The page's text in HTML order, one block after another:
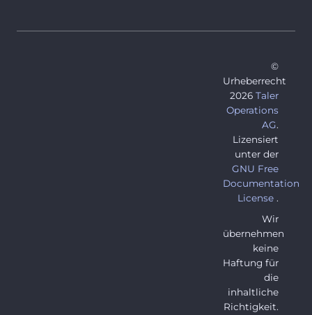
©
Urheberrecht
2026 Taler
Operations
AG.
Lizensiert
unter der
GNU Free
Documentation
License .
Wir
übernehmen
keine
Haftung für
die
inhaltliche
Richtigkeit.